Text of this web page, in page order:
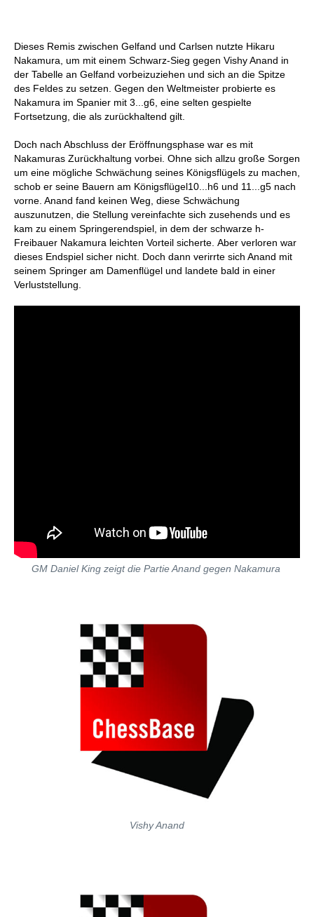
Dieses Remis zwischen Gelfand und Carlsen nutzte Hikaru
Nakamura, um mit einem Schwarz-Sieg gegen Vishy Anand in
der Tabelle an Gelfand vorbeizuziehen und sich an die Spitze
des Feldes zu setzen. Gegen den Weltmeister probierte es
Nakamura im Spanier mit 3...g6, eine selten gespielte
Fortsetzung, die als zurückhaltend gilt.
Doch nach Abschluss der Eröffnungsphase war es mit
Nakamuras Zurückhaltung vorbei. Ohne sich allzu große Sorgen
um eine mögliche Schwächung seines Königsflügels zu machen,
schob er seine Bauern am Königsflügel10...h6 und 11...g5 nach
vorne. Anand fand keinen Weg, diese Schwächung
auszunutzen, die Stellung vereinfachte sich zusehends und es
kam zu einem Springerendspiel, in dem der schwarze h-
Freibauer Nakamura leichten Vorteil sicherte. Aber verloren war
dieses Endspiel sicher nicht. Doch dann verirrte sich Anand mit
seinem Springer am Damenflügel und landete bald in einer
Verluststellung.
GM Daniel King zeigt die Partie Anand gegen Nakamura
Vishy Anand